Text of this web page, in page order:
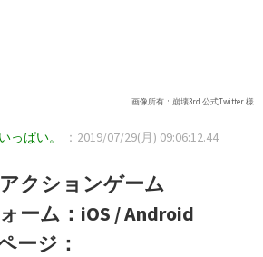
画像所有：崩壊3rd 公式Twitter 様
っぱい。
：2019/07/29(月) 09:06:12.44
クションゲーム
ーム：iOS / Android
ージ：